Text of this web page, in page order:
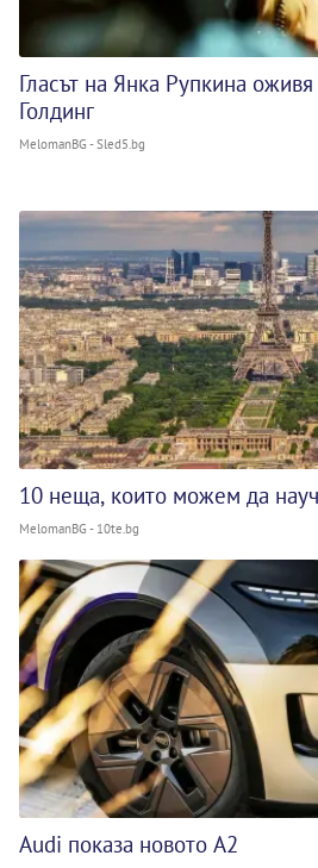
Гласът на Янка Рупкина оживя
Голдинг
MelomanBG - Sled5.bg
10 неща, които можем да
MelomanBG - 10te.bg
Audi показа новото A2